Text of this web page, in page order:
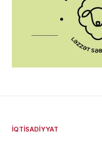
İQTISADIYYAT